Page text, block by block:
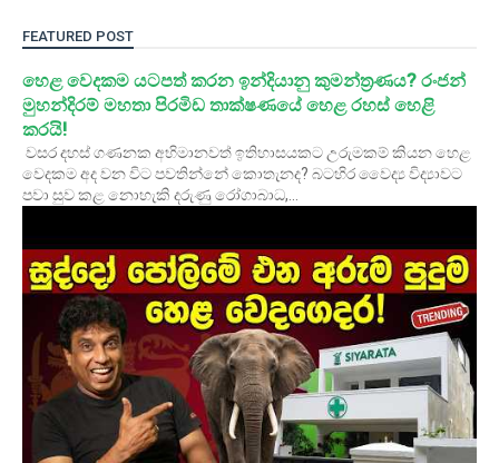
FEATURED POST
හෙළ වෙදකම යටපත් කරන ඉන්දියානු කුමන්ත්‍රණය? රංජන්
මුහන්දිරම් මහතා පිරමිඩ තාක්ෂණයේ හෙළ රහස් හෙළි
කරයි!
වසර දහස් ගණනක අභිමානවත් ඉතිහාසයකට උරුමකම් කියන හෙළ
වෙදකම අද වන විට පවතින්නේ කොතැනද? බටහිර වෛද්‍ය විද්‍යාවට
පවා සුව කළ නොහැකි දරුණු රෝගාබාධ,...